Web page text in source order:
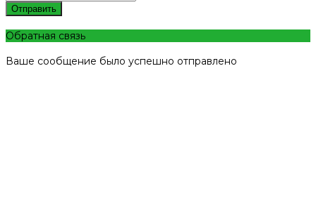
Отправить
Обратная связь
Ваше сообщение было успешно отправлено